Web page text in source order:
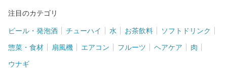
注目のカテゴリ
ビール・発泡酒 チューハイ 水 お茶飲料 ソフトドリンク
惣菜・食材 扇風機 エアコン フルーツ ヘアケア 肉
ウナギ